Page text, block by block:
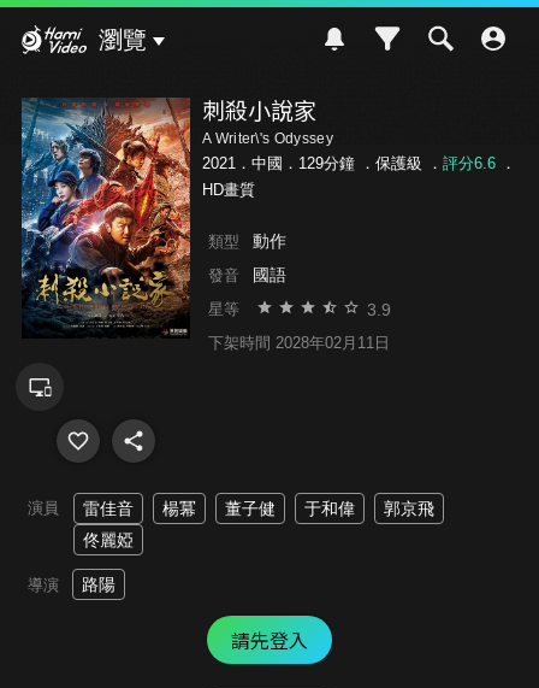
瀏覽
刺殺小說家
A Writer\'s Odyssey
2021．中國．129分鐘 ． 保護級 ． 評分6.6．
HD畫質
類型 動作
發音 國語
星等 3.9
下架時間 2028年02月11日
演員 雷佳音 楊冪 董子健 于和偉
郭京飛
佟麗婭
導演 路陽
請先登入